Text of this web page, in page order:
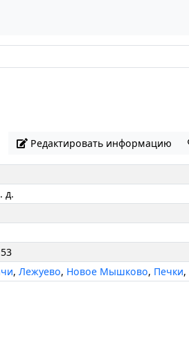
Редактировать информацию
д.
,Лежуево, Новое Мышково, Печки,